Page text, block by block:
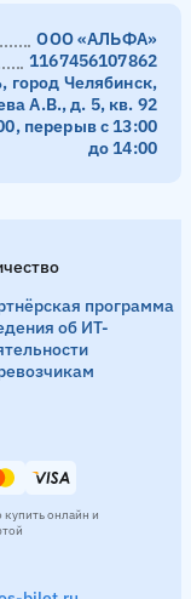
ООО «АЛЬФА»
1167456107862
город Челябинск,
А.В., д. 5, кв. 92
перерыв с 13:00
до 14:00
программа
об ИТ-
онлайн и